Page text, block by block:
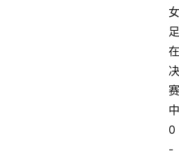
女
足
在
决
赛
中
0
-